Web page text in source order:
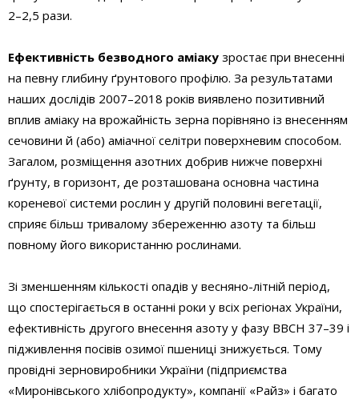
2–2,5 рази.
Ефективність безводного аміаку зростає при внесенні
на певну глибину ґрунтового профілю. За результатами
наших дослідів 2007–2018 років виявлено позитивний
вплив аміаку на врожайність зерна порівняно із внесенням
сечовини й (або) аміачної селітри поверхневим способом.
Загалом, розміщення азотних добрив нижче поверхні
ґрунту, в горизонт, де розташована основна частина
кореневої системи рослин у другій половині вегетації,
сприяє більш тривалому збереженню азоту та більш
повному його використанню рослинами.
Зі зменшенням кількості опадів у весняно-літній період,
що спостерігається в останні роки у всіх регіонах України,
ефективність другого внесення азоту у фазу ВВСН 37–39 і
підживлення посівів озимої пшениці знижується. Тому
провідні зерновиробники України (підприємства
«Миронівського хлібопродукту», компанії «Райз» і багато